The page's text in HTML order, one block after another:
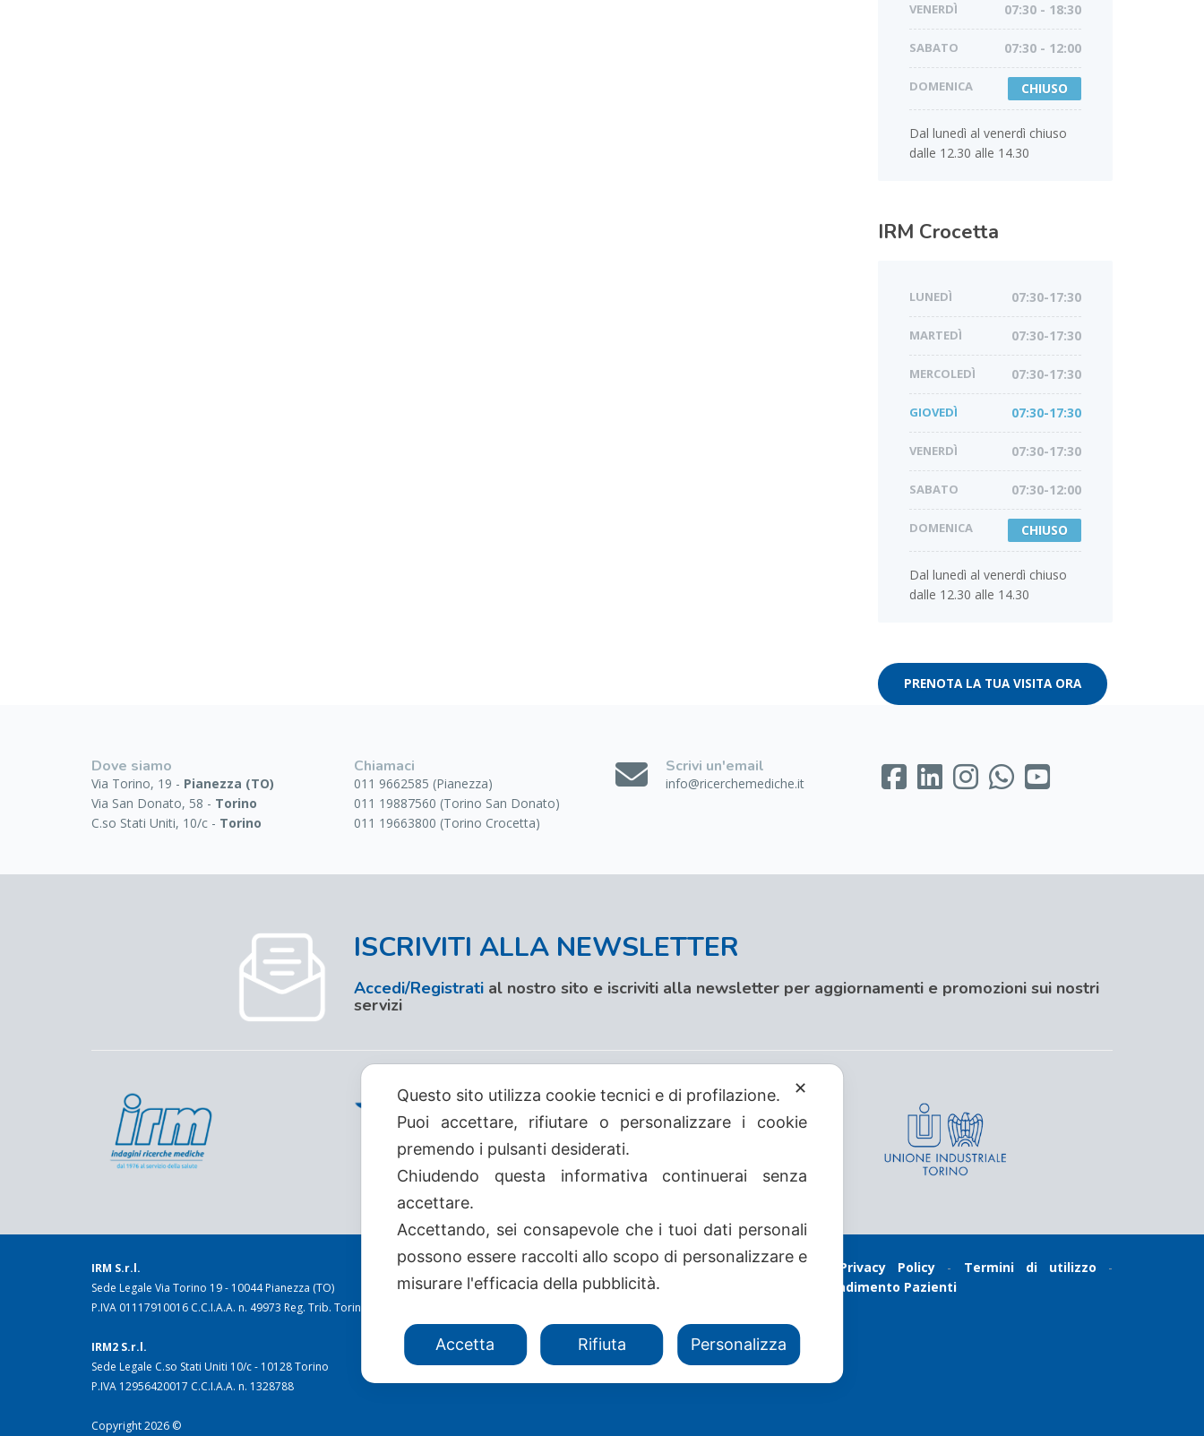
VENERDÌ 07:30 - 18:30
SABATO 07:30 - 12:00
DOMENICA CHIUSO
Dal lunedì al venerdì chiuso
dalle 12.30 alle 14.30
IRM Crocetta
LUNEDÌ 07:30-17:30
MARTEDÌ 07:30-17:30
MERCOLEDÌ 07:30-17:30
GIOVEDÌ 07:30-17:30
VENERDÌ 07:30-17:30
SABATO 07:30-12:00
DOMENICA CHIUSO
Dal lunedì al venerdì chiuso
dalle 12.30 alle 14.30
PRENOTA LA TUA VISITA ORA
Dove siamo
Via Torino, 19 - Pianezza (TO)
Via San Donato, 58 - Torino
C.so Stati Uniti, 10/c - Torino
Chiamaci
011 9662585 (Pianezza)
011 19887560 (Torino San Donato)
011 19663800 (Torino Crocetta)
Scrivi un'email
info@ricerchemediche.it
ISCRIVITI ALLA NEWSLETTER
Accedi/Registratial nostro sito e iscriviti alla newsletter per aggiornamenti e promozioni sui nostri
servizi
IRM S.r.l.
Sede Legale Via Torino 19 - 10044 Pianezza (TO)
P.IVA 01117910016 C.C.I.A.A. n. 49973 Reg. Trib. Torino n. 1639/81
IRM2 S.r.l.
Sede Legale C.so Stati Uniti 10/c - 10128 Torino
P.IVA 12956420017 C.C.I.A.A. n. 1328788
Copyright 2026 ©
Avvertenze-Cookie Policy Privacy Policy - Termini di utilizzo -
Amministrazione Trasparente
Gradimento Pazienti
✕
Questo sito utilizza cookie tecnici e di profilazione.
Puoi accettare, rifiutare o personalizzare i cookie
premendo i pulsanti desiderati.
Chiudendo questa informativa continuerai senza
accettare.
Accettando, sei consapevole che i tuoi dati personali
possono essere raccolti allo scopo di personalizzare e
misurare l'efficacia della pubblicità.
Accetta Rifiuta Personalizza